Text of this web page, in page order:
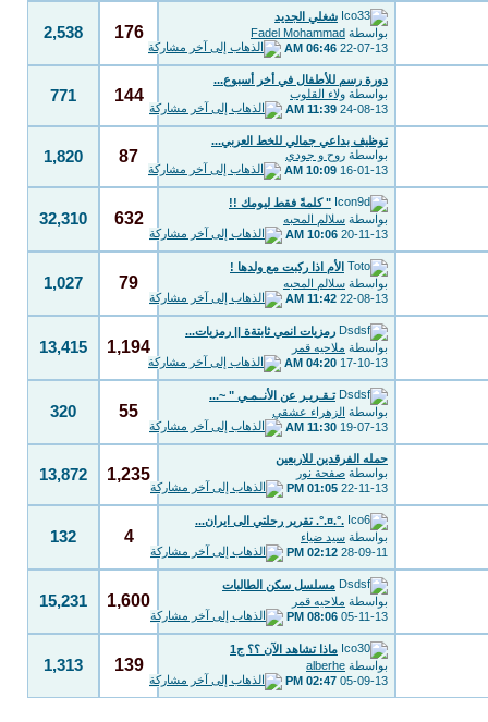
شغلي الجديد
بواسطة Fadel Mohammad
22-07-13
06:46 AM
176
2,538
دورة رسم للأطفال في أخر أسبوع...
بواسطة ولاء القلوب
24-08-13
11:39 AM
144
771
توظيف بداعي جمالي للخط العربي...
بواسطة روح و جودي
16-01-13
10:09 AM
87
1,820
" كلمةً فقط ليومك !!
بواسطة سلالم المحبه
20-11-13
10:06 AM
632
32,310
الأم اذا ركبت مع ولدها !
بواسطة سلالم المحبه
22-08-13
11:42 AM
79
1,027
رمزيات انمي ثابتةة || رمزيات...
بواسطة ملاحيه قمر
17-10-13
04:20 AM
1,194
13,415
تـقـريـر عن الأنــمـي " ~...
بواسطة الزهراء عشقي
19-07-13
11:30 AM
55
320
حمله الفرقدين للاربعين
بواسطة صفحة نور
22-11-13
01:05 PM
1,235
13,872
.°.¤.°. تقرير رحلتي الى ايران...
بواسطة سيد ضياء
28-09-11
02:12 PM
4
132
مسلسل سكن الطالبات
بواسطة ملاحيه قمر
05-11-13
08:06 PM
1,600
15,231
ماذا تشاهد الآن ؟؟ ج1
بواسطة alberhe
05-09-13
02:47 PM
139
1,313